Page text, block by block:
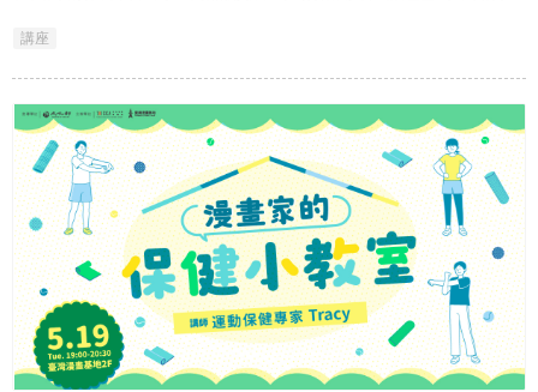
透過真實經驗的交流，邀請參與者一同思考在創作與市場並行的時
代裡，如何找到適合自己的節奏與道路。
講座